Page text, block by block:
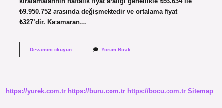
₺9.950.752 arasında değişmektedir ve ortalama fiyat
₺327’dir. Katamaran…
Devamını okuyunKatamaran
Yorum Bırak
https://yurek.com.tr https://buru.com.tr https://bocu.com.tr Sitemap